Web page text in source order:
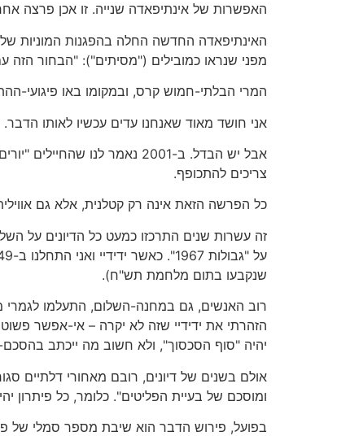
האפשרות של אינתיפאדה שנייה. זו אכן פרצה
האינתיפאדה החדשה החלה בהפגנות המוניות
מפני שנראו כמובילים ("מסיתים"): "הבחור
המרי הבלתי-חמוש קרס, ובמקומו באו פיגועי-
אני חושד מאוד שאנחנו עדים עכשיו לאותו
אבל יש הבדל. ב-2001 נאמר
צריכים להתכופף.
כל הפרשה הזאת אינה רק קטלנית, אלא גם
זה עשרות שנים התרכזו כמעט כל הדיונים על
שנקבעו בתום מלחמת תש"ח).
רוב האנשים, גם במחנה-השלום, התעלמו
הזהרתי את ידידיי שזה לא יקרה – אי-אפשר
יהיה "סוף הסכסוך", ולא חשוב מה ייכתב
אולם בשנים של דיונים, רובם מאחורי דלתיים
ומוסכם של בעיית הפליטים". כלומר, כל פיתרון
בפועל, פירוש הדבר הוא שיבת מספר סמלי של